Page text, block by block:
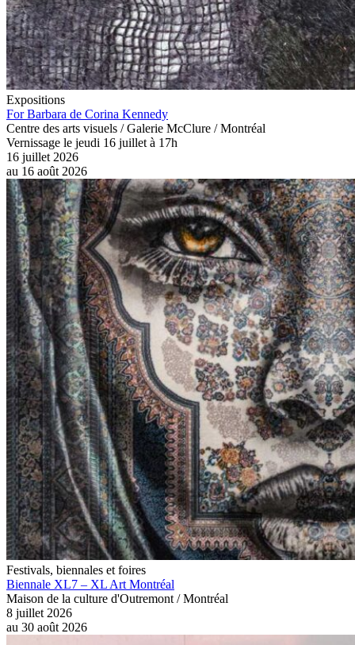
Expositions
For Barbara de Corina Kennedy
Centre des arts visuels / Galerie McClure / Montréal
Vernissage le jeudi 16 juillet à 17h
16 juillet 2026
au 16 août 2026
Festivals, biennales et foires
Biennale XL7 – XL Art Montréal
Maison de la culture d'Outremont / Montréal
8 juillet 2026
au 30 août 2026